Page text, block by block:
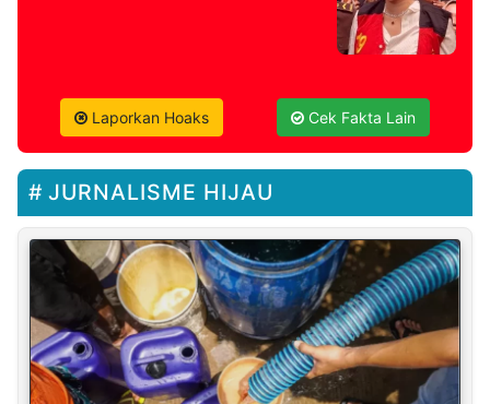
Laporkan Hoaks Cek Fakta Lain
JURNALISME HIJAU